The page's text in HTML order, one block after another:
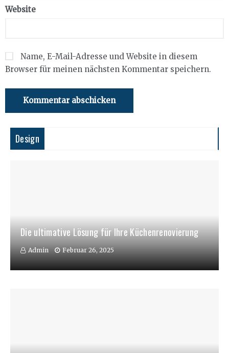
Website
Name, E-Mail-Adresse und Website in diesem
Browser für meinen nächsten Kommentar speichern.
Design
Die ultimative Lösung für Ihre Küchenrenovierung
Admin Februar 26, 2025